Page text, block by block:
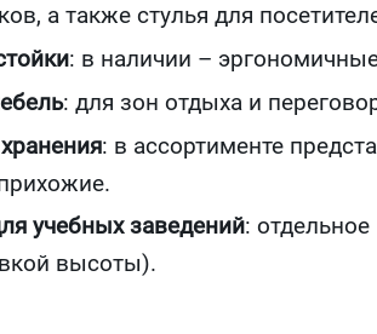
а также стулья для
: в наличии –
: для зон отдыха и
: в ассортименте
учебных заведений:
высоты).